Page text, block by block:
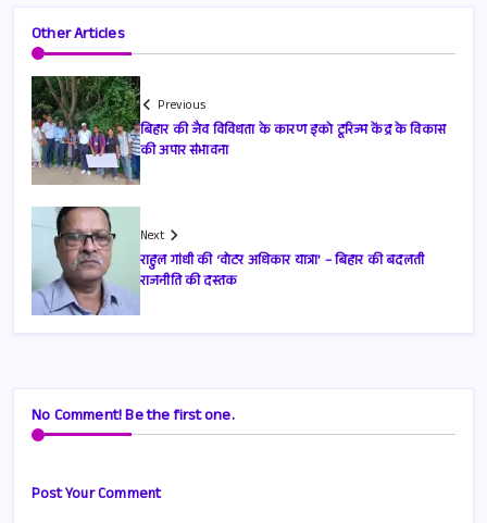
Other Articles
Previous
बिहार की जैव विविधता के कारण इको टूरिज्म केंद्र के विकास
की अपार संभावना
Next
राहुल गांधी की ‘वोटर अधिकार यात्रा’ – बिहार की बदलती
राजनीति की दस्तक
No Comment! Be the first one.
Post Your Comment